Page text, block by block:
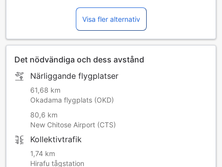
Visa fler alternativ
Det nödvändiga och dess avstånd
Närliggande flygplatser
61,68 km
Okadama flygplats (OKD)
80,6 km
New Chitose Airport (CTS)
Kollektivtrafik
1,74 km
Hirafu tågstation